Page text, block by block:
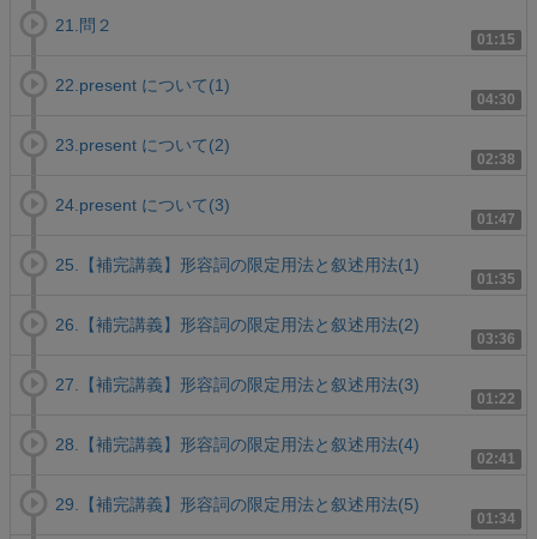
01:15
21.問２
04:30
22.present について(1)
02:38
23.present について(2)
01:47
24.present について(3)
01:35
25.【補完講義】形容詞の限定用法と叙述用法(1)
03:36
26.【補完講義】形容詞の限定用法と叙述用法(2)
01:22
27.【補完講義】形容詞の限定用法と叙述用法(3)
02:41
28.【補完講義】形容詞の限定用法と叙述用法(4)
01:34
29.【補完講義】形容詞の限定用法と叙述用法(5)